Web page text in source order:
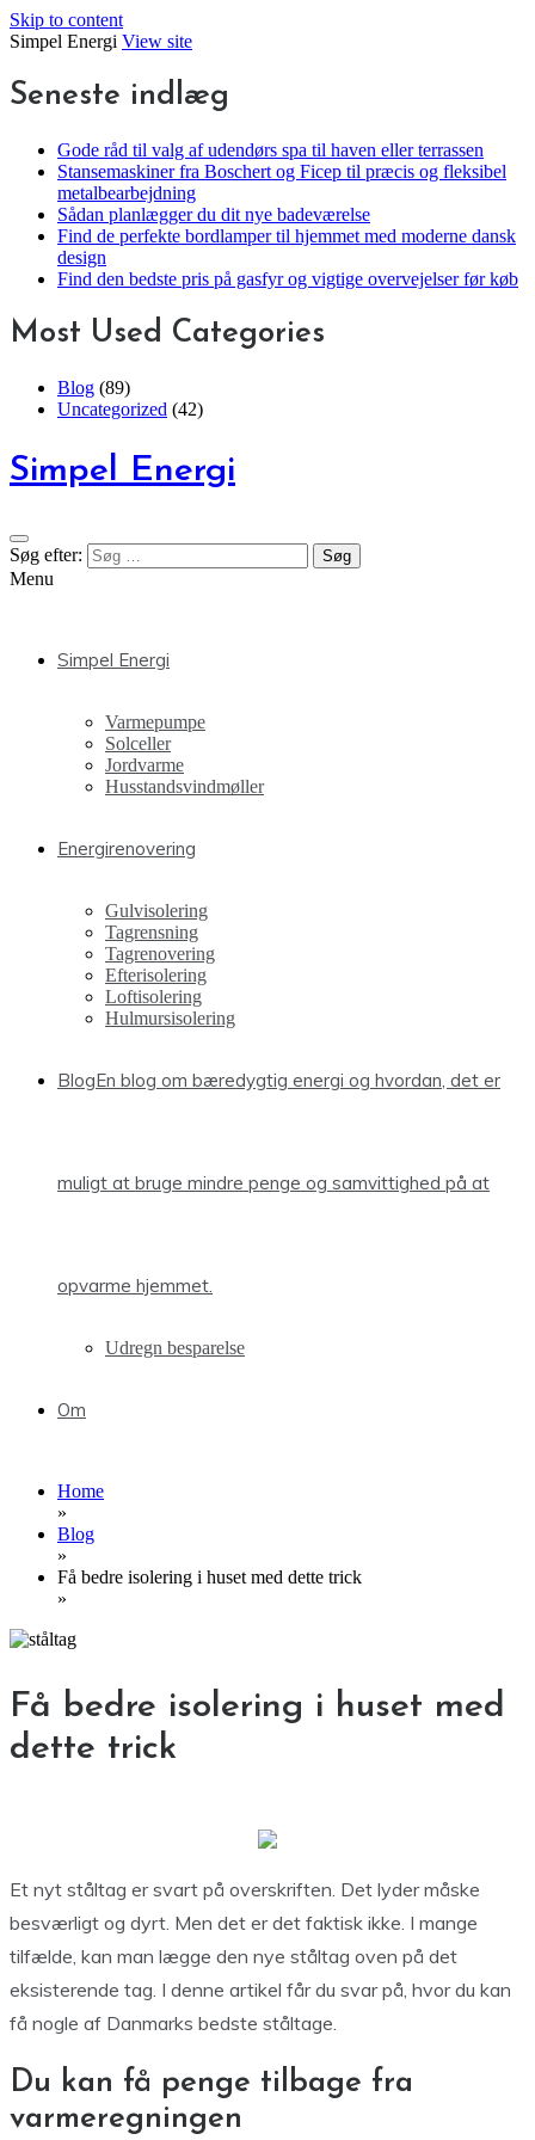
Skip to content
Simpel Energi View site
Seneste indlæg
Gode råd til valg af udendørs spa til haven eller terrassen
Stansemaskiner fra Boschert og Ficep til præcis og fleksibel
metalbearbejdning
Sådan planlægger du dit nye badeværelse
Find de perfekte bordlamper til hjemmet med moderne dansk
design
Find den bedste pris på gasfyr og vigtige overvejelser før køb
Most Used Categories
Blog (89)
Uncategorized (42)
Simpel Energi
Søg efter:
Menu
Simpel Energi
Varmepumpe
Solceller
Jordvarme
Husstandsvindmøller
Energirenovering
Gulvisolering
Tagrensning
Tagrenovering
Efterisolering
Loftisolering
Hulmursisolering
BlogEn blog om bæredygtig energi og hvordan, det er
muligt at bruge mindre penge og samvittighed på at
opvarme hjemmet.
Udregn besparelse
Om
Home
»
Blog
»
Få bedre isolering i huset med dette trick
»
Få bedre isolering i huset med
dette trick
Et nyt ståltag er svart på overskriften. Det lyder måske
besværligt og dyrt. Men det er det faktisk ikke. I mange
tilfælde, kan man lægge den nye ståltag oven på det
eksisterende tag. I denne artikel får du svar på, hvor du kan
få nogle af Danmarks bedste ståltage.
Du kan få penge tilbage fra
varmeregningen